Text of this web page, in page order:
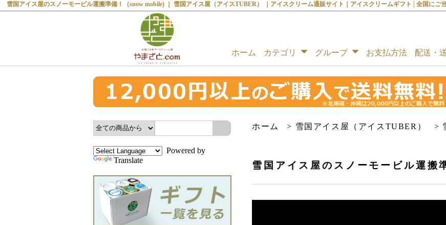
雪国アイス屋のスノーモービル運搬準備！（snow mobile) ｜ 雪国アイス屋（アイスTUBER） ｜アイスクリーム通販サイト｜アイスクリームギフト│全国にご
ホーム カテゴリ グループ お支払方法 配送・
ホーム > 雪国アイス屋（アイスTUBER） >
雪国アイス屋のスノーモービル運
Powered by
Translate